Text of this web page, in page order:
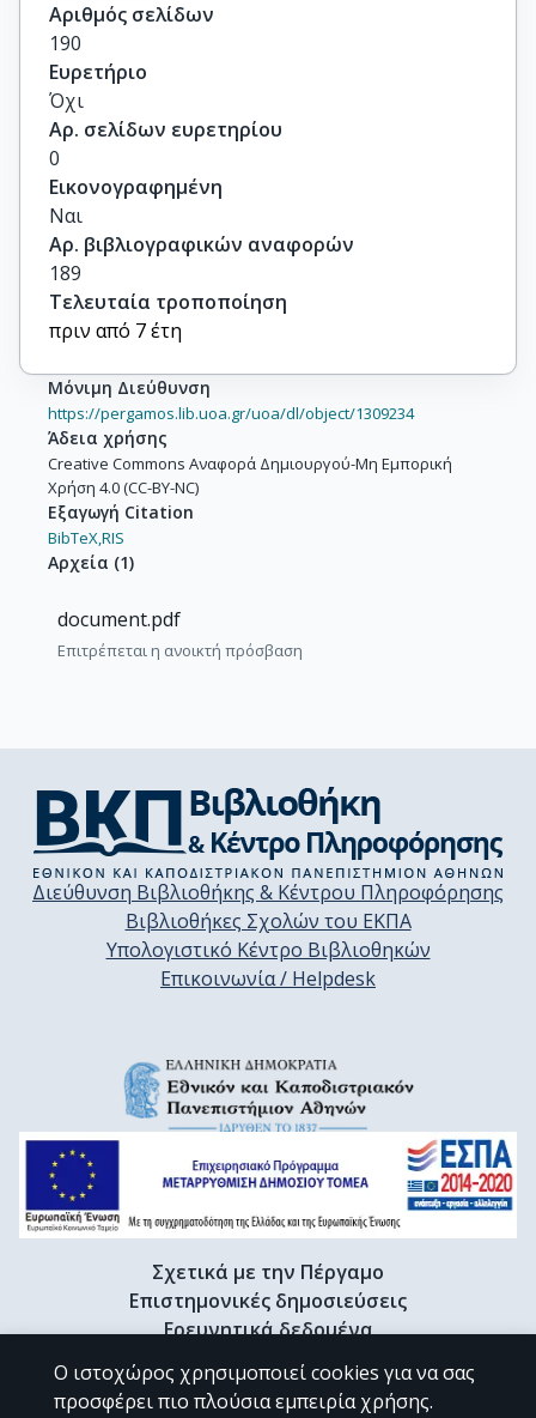
Αριθμός σελίδων
190
Ευρετήριο
Όχι
Αρ. σελίδων ευρετηρίου
0
Εικονογραφημένη
Ναι
Αρ. βιβλιογραφικών αναφορών
189
Τελευταία τροποποίηση
πριν από 7 έτη
Μόνιμη Διεύθυνση
https://pergamos.lib.uoa.gr/uoa/dl/object/1309234
Άδεια χρήσης
Creative Commons Αναφορά Δημιουργού-Μη Εμπορική
Χρήση 4.0 (CC-BY-NC)
Εξαγωγή Citation
BibTeX,RIS
Αρχεία (1)
document.pdf
Επιτρέπεται η ανοικτή πρόσβαση
Διεύθυνση Βιβλιοθήκης & Κέντρου Πληροφόρησης
Βιβλιοθήκες Σχολών του ΕΚΠΑ
Υπολογιστικό Κέντρο Βιβλιοθηκών
Επικοινωνία / Helpdesk
Σχετικά με την Πέργαμο
Επιστημονικές δημοσιεύσεις
Ερευνητικά δεδομένα
Διδακτορικές διατριβές & Γκρίζα βιβλιογραφία
Προφίλ Ερευνητή
Ο ιστοχώρος χρησιμοποιεί cookies για να σας
προσφέρει πιο πλούσια εμπειρία χρήσης.